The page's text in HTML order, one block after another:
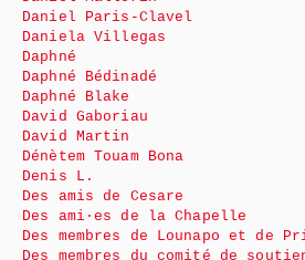
Daniel Paris-Clavel
Daniela Villegas
Daphné
Daphné Bédinadé
Daphné Blake
David Gaboriau
David Martin
Dénètem Touam Bona
Denis L.
Des amis de Cesare
Des ami·es de la Chapelle
Des membres de Lounapo et de
Des membres du comité de